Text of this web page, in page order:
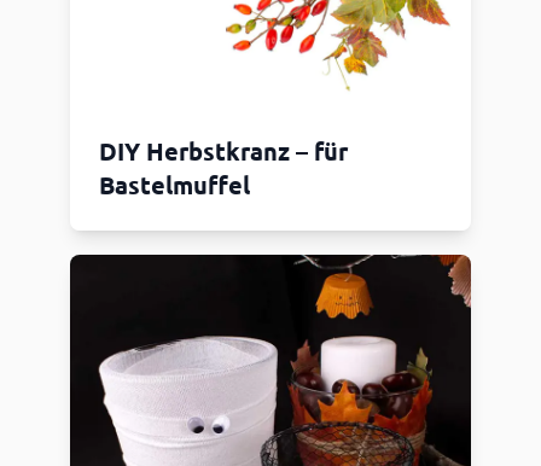
DIY Herbstkranz – für
Bastelmuffel